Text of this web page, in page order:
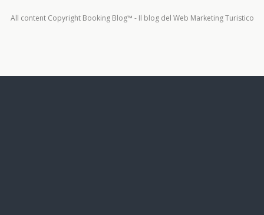
All content Copyright Booking Blog™ - Il blog del Web Marketing Turistico